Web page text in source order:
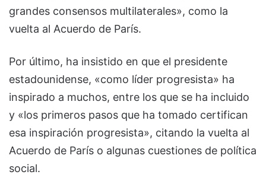
grandes consensos multilaterales», como la
vuelta al Acuerdo de París.
Por último, ha insistido en que el presidente
estadounidense, «como líder progresista» ha
inspirado a muchos, entre los que se ha incluido
y «los primeros pasos que ha tomado certifican
esa inspiración progresista», citando la vuelta al
Acuerdo de París o algunas cuestiones de política
social.